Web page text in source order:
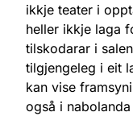
ikkje teater i
heller ikkje laga
tilskodarar i
tilgjengeleg i eit
kan vise
også i